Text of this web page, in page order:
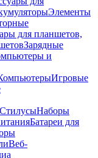
Элементы
для планшетов,
Зарядные
и
Игровые
СтилусыНаборы
Батареи для
Веб-